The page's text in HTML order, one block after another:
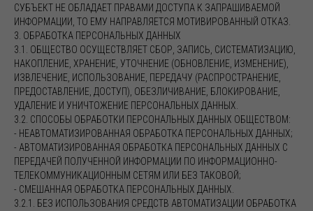
СУБЪЕКТ НЕ ОБЛАДАЕТ ПРАВАМИ ДОСТУПА К ЗАПРАШИВАЕМОЙ
ИНФОРМАЦИИ, ТО ЕМУ НАПРАВЛЯЕТСЯ МОТИВИРОВАННЫЙ ОТКАЗ.
3. ОБРАБОТКА ПЕРСОНАЛЬНЫХ ДАННЫХ
3.1. ОБЩЕСТВО ОСУЩЕСТВЛЯЕТ СБОР, ЗАПИСЬ, СИСТЕМАТИЗАЦИЮ,
НАКОПЛЕНИЕ, ХРАНЕНИЕ, УТОЧНЕНИЕ (ОБНОВЛЕНИЕ, ИЗМЕНЕНИЕ),
ИЗВЛЕЧЕНИЕ, ИСПОЛЬЗОВАНИЕ, ПЕРЕДАЧУ (РАСПРОСТРАНЕНИЕ,
ПРЕДОСТАВЛЕНИЕ, ДОСТУП), ОБЕЗЛИЧИВАНИЕ, БЛОКИРОВАНИЕ,
УДАЛЕНИЕ И УНИЧТОЖЕНИЕ ПЕРСОНАЛЬНЫХ ДАННЫХ.
3.2. СПОСОБЫ ОБРАБОТКИ ПЕРСОНАЛЬНЫХ ДАННЫХ ОБЩЕСТВОМ:
- НЕАВТОМАТИЗИРОВАННАЯ ОБРАБОТКА ПЕРСОНАЛЬНЫХ ДАННЫХ;
- АВТОМАТИЗИРОВАННАЯ ОБРАБОТКА ПЕРСОНАЛЬНЫХ ДАННЫХ С
ПЕРЕДАЧЕЙ ПОЛУЧЕННОЙ ИНФОРМАЦИИ ПО ИНФОРМАЦИОННО-
ТЕЛЕКОММУНИКАЦИОННЫМ СЕТЯМ ИЛИ БЕЗ ТАКОВОЙ;
- СМЕШАННАЯ ОБРАБОТКА ПЕРСОНАЛЬНЫХ ДАННЫХ.
3.2.1. БЕЗ ИСПОЛЬЗОВАНИЯ СРЕДСТВ АВТОМАТИЗАЦИИ ОБРАБОТКА